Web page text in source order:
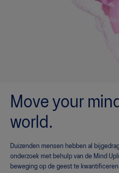
Move your
world.
Duizenden mensen hebben al
onderzoek met behulp van de Mind
beweging op de geest te